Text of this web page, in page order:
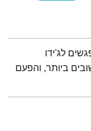
לג'ידו
ביותר, והפעם